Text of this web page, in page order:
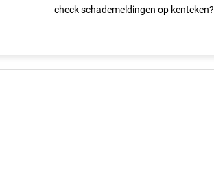
check schademeldingen op kenteken?